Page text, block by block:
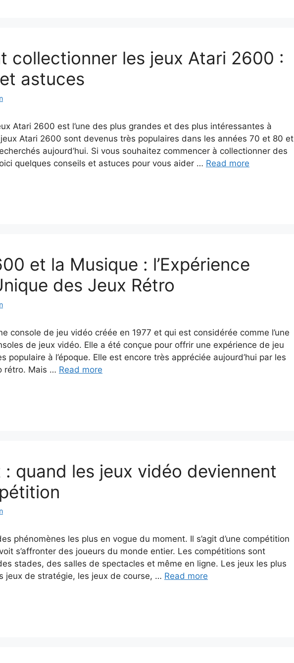
collectionner les jeux Atari 2600 :
astuces
Atari 2600 est l’une des plus grandes et des plus intéressantes à
Atari 2600 sont devenus très populaires dans les années 70 et 80 et
aujourd’hui. Si vous souhaitez commencer à collectionner des
quelques conseils et astuces pour vous aider … Read more
et la Musique : l’Expérience
des Jeux Rétro
console de jeu vidéo créée en 1977 et qui est considérée comme l’une
de jeux vidéo. Elle a été conçue pour offrir une expérience de jeu
populaire à l’époque. Elle est encore très appréciée aujourd’hui par les
rétro. Mais … Read more
: quand les jeux vidéo deviennent
phénomènes les plus en vogue du moment. Il s’agit d’une compétition
s’affronter des joueurs du monde entier. Les compétitions sont
stades, des salles de spectacles et même en ligne. Les jeux les plus
jeux de stratégie, les jeux de course, … Read more